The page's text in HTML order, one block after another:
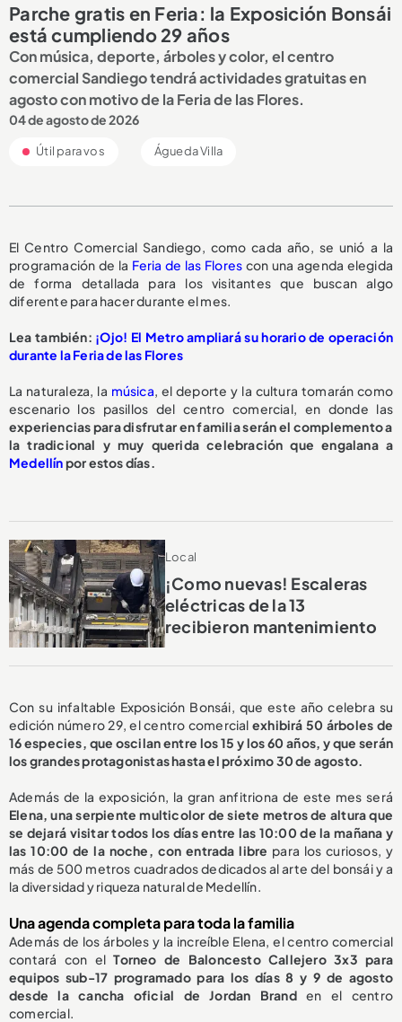
Parche gratis en Feria: la Exposición Bonsái
está cumpliendo 29 años
Con música, deporte, árboles y color, el centro
comercial Sandiego tendrá actividades gratuitas en
agosto con motivo de la Feria de las Flores.
04 de agosto de 2026
Útil para vos Águeda Villa
El Centro Comercial Sandiego, como cada año, se unió a la
programación de la Feria de las Flores con una agenda elegida
de forma detallada para los visitantes que buscan algo
diferente para hacer durante el mes.
Lea también: ¡Ojo! El Metro ampliará su horario de operación
durante la Feria de las Flores
La naturaleza, la música, el deporte y la cultura tomarán como
escenario los pasillos del centro comercial, en donde las
experiencias para disfrutar en familia serán el complemento a
la tradicional y muy querida celebración que engalana a
Medellínpor estos días.
Local
¡Como nuevas! Escaleras
eléctricas de la 13
recibieron mantenimiento
Con su infaltable Exposición Bonsái, que este año celebra su
edición número 29, el centro comercial exhibirá 50 árboles de
16 especies, que oscilan entre los 15 y los 60 años, y que serán
los grandes protagonistas hasta el próximo 30 de agosto.
Además de la exposición, la gran anfitriona de este mes será
Elena, una serpiente multicolor de siete metros de altura que
se dejará visitar todos los días entre las 10:00 de la mañana y
las 10:00 de la noche, con entrada libre para los curiosos, y
más de 500 metros cuadrados dedicados al arte del bonsái y a
la diversidad y riqueza natural de Medellín.
Una agenda completa para toda la familia
Además de los árboles y la increíble Elena, el centro comercial
contará con elTorneo de Baloncesto Callejero 3x3 para
equipos sub-17 programado para los días 8 y 9 de agosto
desde la cancha oficial de Jordan Branden el centro
comercial.